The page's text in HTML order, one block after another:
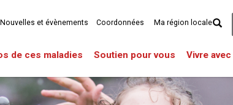
de ces maladies Soutien pour vous Vivre
Nouvelles et évènements Coordonnées Ma région locale